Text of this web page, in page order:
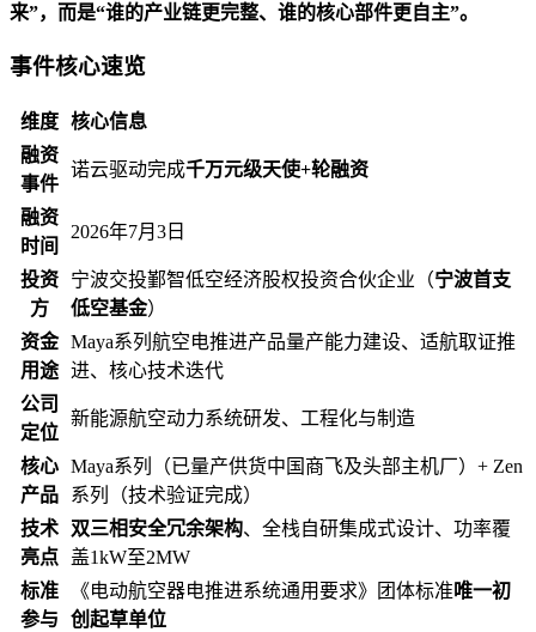
来”，而是“谁的产业链更完整、谁的核心部件更自主”。
事件核心速览
维度 核心信息
融资
事件
诺云驱动完成千万元级天使+轮融资
融资
时间
2026年7月3日
投资
方
宁波交投鄞智低空经济股权投资合伙企业（宁波首支
低空基金）
资金
用途
Maya系列航空电推进产品量产能力建设、适航取证推
进、核心技术迭代
公司
定位
新能源航空动力系统研发、工程化与制造
核心
产品
Maya系列（已量产供货中国商飞及头部主机厂）+ Zen
系列（技术验证完成）
技术
亮点
双三相安全冗余架构、全栈自研集成式设计、功率覆
盖1kW至2MW
标准
参与
《电动航空器电推进系统通用要求》团体标准唯一初
创起草单位